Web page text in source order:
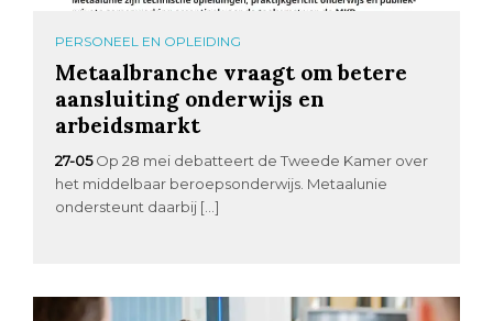
PERSONEEL EN OPLEIDING
Metaalbranche vraagt om betere
aansluiting onderwijs en
arbeidsmarkt
27-05 Op 28 mei debatteert de Tweede Kamer over
het middelbaar beroepsonderwijs. Metaalunie
ondersteunt daarbij […]